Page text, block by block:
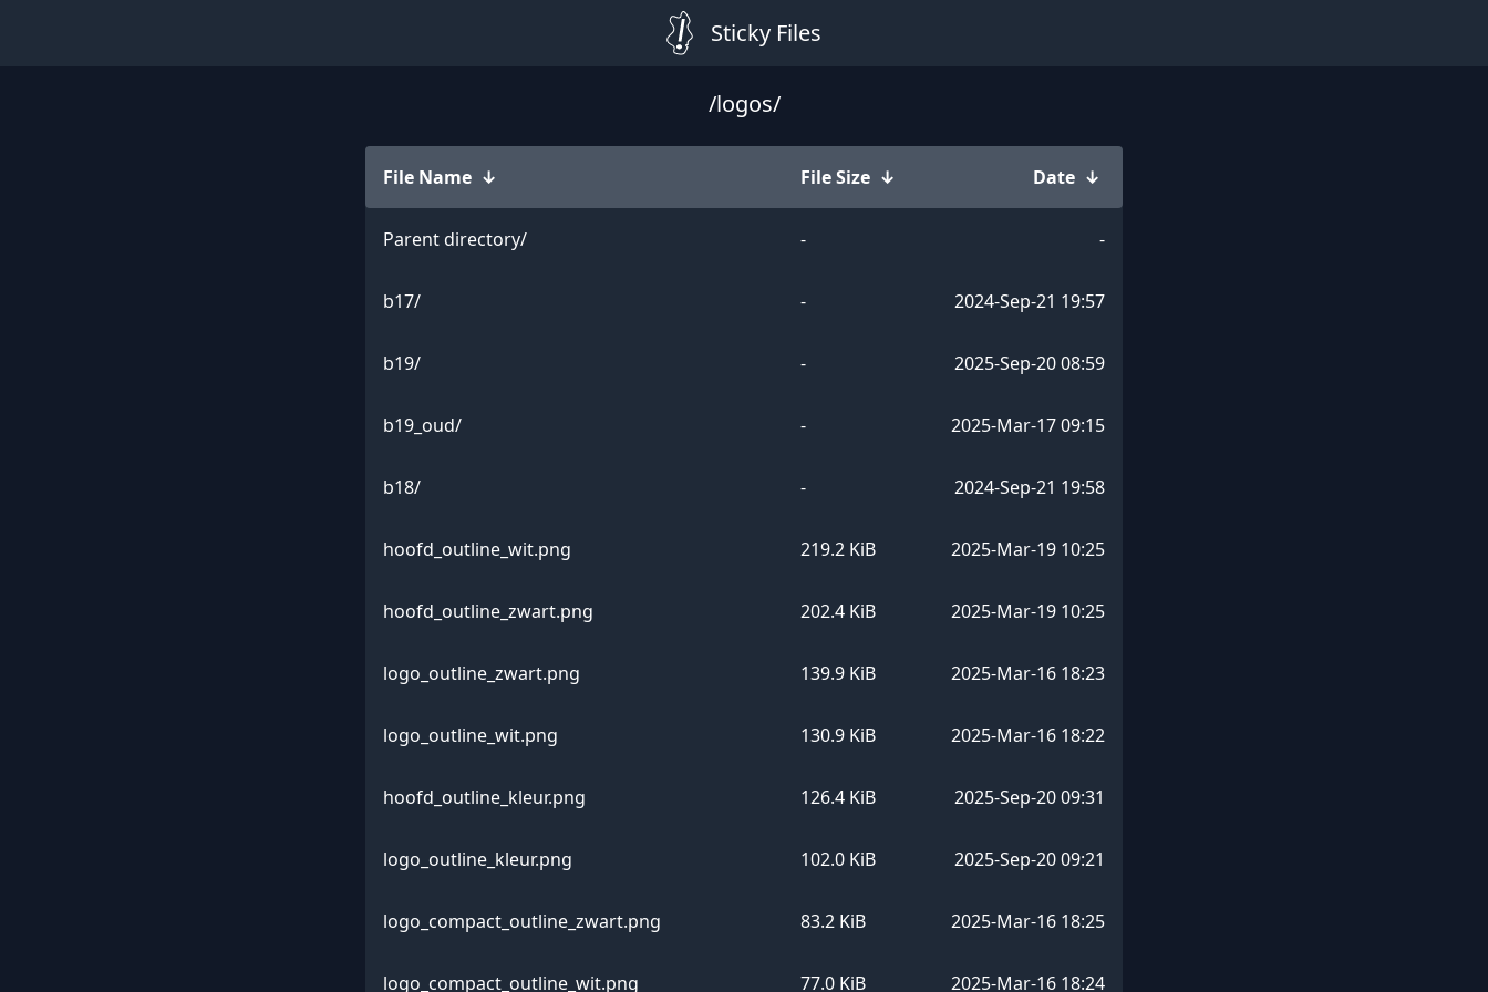
Sticky Files
/logos/
File Name ↓ File Size ↓ Date ↓
Parent directory/ - -
b17/ - 2024-Sep-21 19:57
b19/ - 2025-Sep-20 08:59
b19_oud/ - 2025-Mar-17 09:15
b18/ - 2024-Sep-21 19:58
hoofd_outline_wit.png 219.2 KiB 2025-Mar-19 10:25
hoofd_outline_zwart.png 202.4 KiB 2025-Mar-19 10:25
logo_outline_zwart.png 139.9 KiB 2025-Mar-16 18:23
logo_outline_wit.png 130.9 KiB 2025-Mar-16 18:22
hoofd_outline_kleur.png 126.4 KiB 2025-Sep-20 09:31
logo_outline_kleur.png 102.0 KiB 2025-Sep-20 09:21
logo_compact_outline_zwart.png 83.2 KiB 2025-Mar-16 18:25
logo_compact_outline_wit.png 77.0 KiB 2025-Mar-16 18:24